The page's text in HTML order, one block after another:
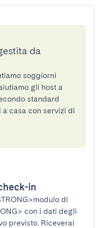
da
soggiorni
gli host a
standard
casa con servizi di
in
di
con i dati degli
previsto. Riceverai